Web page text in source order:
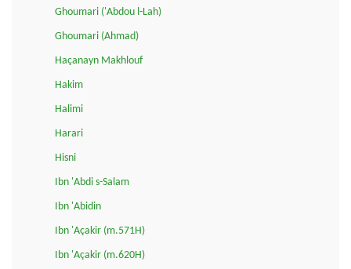
Ghoumari ('Abdou l-Lah)
Ghoumari (Ahmad)
Haçanayn Makhlouf
Hakim
Halimi
Harari
Hisni
Ibn 'Abdi s-Salam
Ibn 'Abidin
Ibn 'Açakir (m.571H)
Ibn 'Açakir (m.620H)